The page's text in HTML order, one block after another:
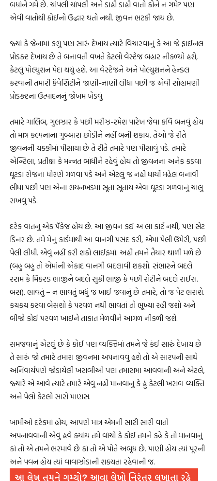
બધાંને ગમે છે. ચાંપલી ચાંપલી અને ડાહી ડાહી વાતો કોને ન ગમે? પણ
એવી વાતોથી કોઈનો ઉદ્ધાર થતો નથી. જીવન ભટકી જાય છે.
જ્યાં કે જેનામાં કશું પણ સારું દેખાય ત્યારે વિચારવાનું કે આ જે ફાઈનલ
પ્રોડક્ટ દેખાય છે તે બનાવતી વખતે કેટલો વેસ્ટેજ બહાર નીકળ્યો હશે,
કેટલું પોલ્યુશન પેદા થયું હશે. આ વેસ્ટેજને અને પોલ્યુશનને હેન્ડલ
કરવાની તમારી કૅપેસિટીને જાણી-નાણી લીધા પછી જ એવી સોહામણી
પ્રોડક્ટના ઉત્પાદનનું જોખમ ખેડવું.
તમારે ગાલિબ, ગુલઝાર કે પછી મરીઝ-રમેશ પારેખ જેવા કવિ બનવું હોય
તો માત્ર કલ્પનાના ગુબ્બારા છોડીને નહીં બની શકાય. તેઓ જે રીતે
જીવનની ચક્કીમાં પીસાયા છે તે રીતે તમારે પણ પીસાવું પડે. તમારે
એન્ટિલા, પ્રતીક્ષા કે મન્નત બાંધીને રહેવું હોય તો જીવનના અનેક કડવા
ઘૂંટડા રોજના ધોરણે ગળવા પડે અને એટલું જ નહીં ધાર્યો મહેલ બનાવી
લીધા પછી પણ એના શયનખંડમાં સૂતાં સૂતાંય એવા ઘૂંટડા ગળવાનું ચાલુ
રાખવું પડે.
દરેક વાતનું એક પૅકેજ હોય છે. આ જીવન કંઈ અ લા કાર્ટ નથી, પણ સેટ
ડિનર છે. તમે મેનુ કાર્ડમાંથી આ વાનગી પસંદ કરી, એમાં પેલી ઉમેરી, પછી
પેલી લીધી. એવું નહીં કરી શકો લાઈફમાં. અહીં તમને તૈયાર થાળી મળે છે
(બહુ બહુ તો એમાંની એકાદ વાનગી બદલાવી શકશો. સંભારને બદલે
રસમ કે મિક્સ્ડ ભાજીને બદલે સુકી ભાજી કે પછી રોટીને બદલે રાઈસ.
બસ). ભાવતું – ન ભાવતું બધું જ ખાઈ જવાનું છે તમારે, તો જ પેટ ભરાશે.
કચકચ કરવા બેસશો કે પરવળ નથી ભાવતાં તો ભૂખ્યા રહી જશો અને
બીજો કોઈ પરવળ ખાઈને તાકાત મેળવીને આગળ નીકળી જશે.
સમજવાનું એટલું છે કે કોઈ પણ વ્યક્તિમાં તમને જે કંઈ સારું દેખાય છે
તે સારું જો તમારે તમારા જીવનમાં અપનાવવું હશે તો એ સારપની સાથે
અનિવાર્યપણે જોડાયેલી ખરાબીઓ પણ તમારામાં આવવાની અને એટલે,
જ્યારે એ આવે ત્યારે તમારે એવું નહીં માનવાનું કે હું કેટલી ખરાબ વ્યક્તિ
અને પેલો કેટલો સારો માણસ.
ખામીઓ દરેકમાં હોય, આપણે માત્ર એમની સારી સારી વાતો
અપનાવવાની એવું હવે ક્યાંય તમે વાંચો કે કોઈ તમને કહે કે તો માનવાનું
કાં તો એ તમને ભરમાવે છે કાં તો એ પોતે અબૂધ છે. પાણી હોય ત્યાં પૂરની
અને પવન હોય ત્યાં વાવાઝોડાની શક્યતા રહેવાની જ.